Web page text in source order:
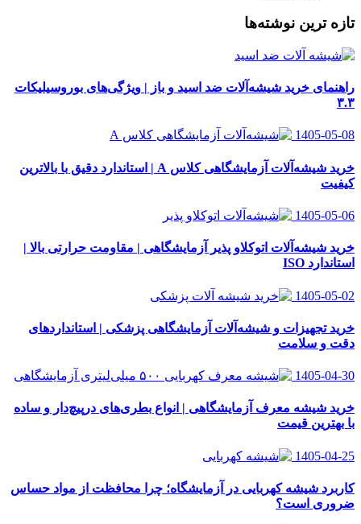
تازه ترین نوشته‌ها
راهنمای خرید شیشه‌آلات ضد اسید و باز | ویژگی‌های بوروسیلیکات
۳.۳
1405-05-08
خرید شیشه‌آلات آزمایشگاهی کلاس A | استاندارد دقیق با بالاترین
کیفیت
1405-05-06
خرید شیشه‌آلات اتوکلاو پذیر آزمایشگاهی | مقاومت حرارتی بالا |
استاندارد ISO
1405-05-02
خرید تجهیزات و شیشه‌آلات آزمایشگاهی پزشکی | استانداردهای
دقت و سلامت
1405-04-30
خرید شیشه معرف آزمایشگاهی | انواع بطری‌های در‌پیچ‌دار و ساده
با بهترین قیمت
1405-04-25
کاربرد شیشه کهربایی در آزمایشگاه؛ چرا محافظت از مواد حساس
ضروری است؟